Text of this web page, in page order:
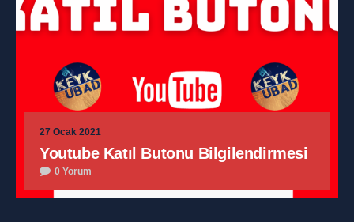
27 Ocak 2021
Youtube Katıl Butonu Bilgilendirmesi
0 Yorum